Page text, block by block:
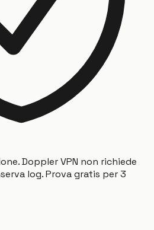
Doppler VPN non richiede
log. Prova gratis per 3